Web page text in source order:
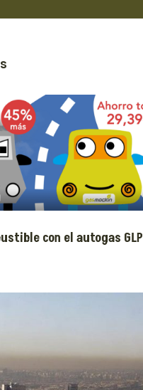
con el autogas GLP